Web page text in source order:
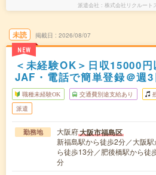
派遣会社 株式会社リクルート
未読
NEW
掲載日 2026/08/07
＜未経験OK＞日収15000円
JAF・電話で簡単登録＠週
職種未経験OK 交通費別途支給あり
派遣
勤務地 大阪府大阪市福島区
新福島駅から徒歩2分／大阪
ら徒歩13分／肥後橋駅から徒
分